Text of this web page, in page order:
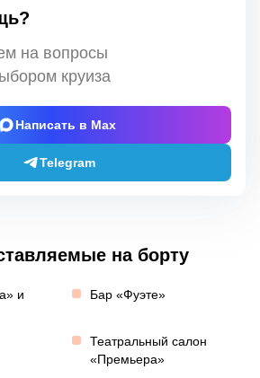
на вопросы
круиза
Написать в Max
Telegram
на борту
и
Бар «Фуэте»
Театральный салон
«Премьера»